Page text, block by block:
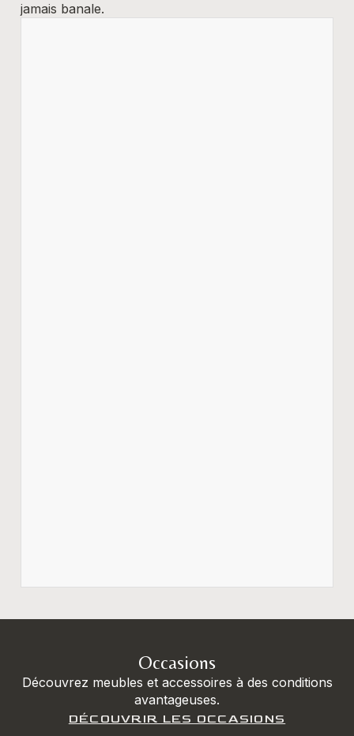
jamais banale.
Occasions
Découvrez meubles et accessoires à des conditions
avantageuses.
DÉCOUVRIR LES OCCASIONS